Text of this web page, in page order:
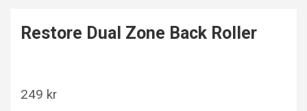
Restore Dual Zone Back Roller
249 kr